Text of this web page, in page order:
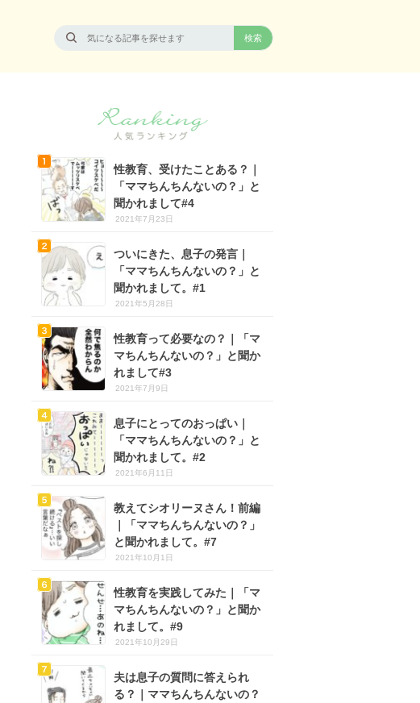
性教育、受けたことある？｜
「ママちんちんないの？」と
聞かれまして#4
2021年7月23日
ついにきた、息子の発言｜
「ママちんちんないの？」と
聞かれまして。#1
2021年5月28日
性教育って必要なの？｜「マ
マちんちんないの？」と聞か
れまして#3
2021年7月9日
息子にとってのおっぱい｜
「ママちんちんないの？」と
聞かれまして。#2
2021年6月11日
教えてシオリーヌさん！前編
｜「ママちんちんないの？」
と聞かれまして。#7
2021年10月1日
性教育を実践してみた｜「マ
マちんちんないの？」と聞か
れまして。#9
2021年10月29日
夫は息子の質問に答えられ
る？｜ママちんちんないの？